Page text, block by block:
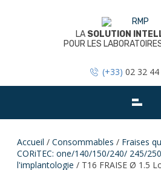
LA SOLUTION
POUR LES
(+33) 02 32
Accueil / Consommables / Fraises
CORiTEC: one/140/150/240/ 245/
l'implantologie / T16 FRAISE Ø 1.5